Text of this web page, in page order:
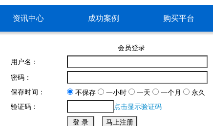
资讯中心 成功案例 购买平台
会员登录
用户名：
密码：
保存时间：
不保存 一小时 一天 一个月
永久
验证码：
点击显示验证码